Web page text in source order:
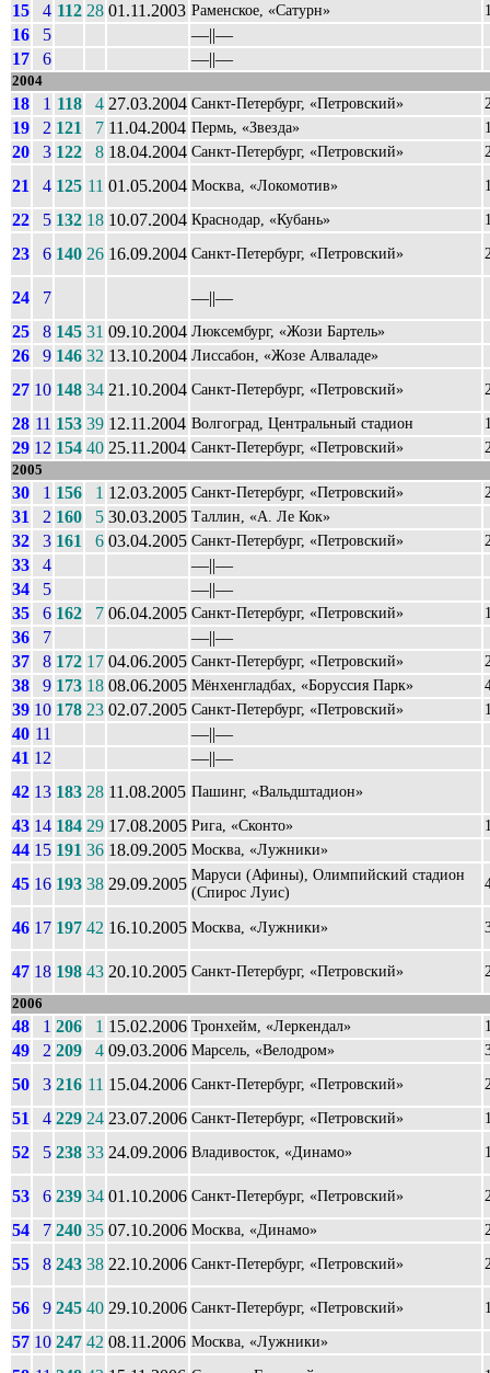
15
4 112 28 01.11.2003 Раменское, «Сатурн»
16 5
––||––
17
6 ––||––
2004
18 1 118 4 27.03.2004 Санкт-Петербург, «Петровский»
19 2 121 7 11.04.2004 Пермь, «Звезда»
20 3 122 8 18.04.2004 Санкт-Петербург, «Петровский»
21 4 125 11 01.05.2004 Москва, «Локомотив»
22 5 132 18 10.07.2004 Краснодар, «Кубань»
23 6 140 26 16.09.2004 Санкт-Петербург, «Петровский»
24 7
––||––
25
8 145 31 09.10.2004 Люксембург, «Жози Бартель»
26 9 146 32 13.10.2004 Лиссабон, «Жозе Алваладе»
27 10 148 34 21.10.2004 Санкт-Петербург, «Петровский»
28 11 153 39 12.11.2004 Волгоград, Центральный стадион
29 12 154 40 25.11.2004 Санкт-Петербург, «Петровский»
2005
30 1 156 1 12.03.2005 Санкт-Петербург, «Петровский»
31 2 160 5 30.03.2005 Таллин, «А. Ле Кок»
32 3 161 6 03.04.2005 Санкт-Петербург, «Петровский»
33 4
––||––
34
5
––||––
35
6 162 7 06.04.2005 Санкт-Петербург, «Петровский»
36 7
––||––
37
8 172 17 04.06.2005 Санкт-Петербург, «Петровский»
38 9 173 18 08.06.2005 Мёнхенгладбах, «Боруссия Парк»
39 10 178 23 02.07.2005 Санкт-Петербург, «Петровский»
40 11
––||––
41 12
––||––
42 13 183 28 11.08.2005 Пашинг, «Вальдштадион»
43 14 184 29 17.08.2005 Рига, «Сконто»
44 15 191 36 18.09.2005 Москва, «Лужники»
45 16 193 38 29.09.2005 Маруси (Афины), Олимпийский стадион
(Спирос Луис)
46 17 197 42 16.10.2005 Москва, «Лужники»
47 18 198 43 20.10.2005 Санкт-Петербург, «Петровский»
2006
48 1 206 1 15.02.2006 Тронхейм, «Леркендал»
49 2 209 4 09.03.2006 Марсель, «Велодром»
50 3 216 11 15.04.2006 Санкт-Петербург, «Петровский»
51 4 229 24 23.07.2006 Санкт-Петербург, «Петровский»
52 5 238 33 24.09.2006 Владивосток, «Динамо»
53 6 239 34 01.10.2006 Санкт-Петербург, «Петровский»
54 7 240 35 07.10.2006 Москва, «Динамо»
55 8 243 38 22.10.2006 Санкт-Петербург, «Петровский»
56 9 245 40 29.10.2006 Санкт-Петербург, «Петровский»
57 10 247 42 08.11.2006 Москва, «Лужники»